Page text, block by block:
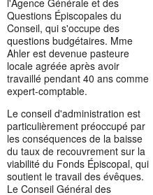
Questions Épiscopales du
Conseil, qui s'occupe des
questions budgétaires. Mme
Ahler est devenue pasteure
locale agréée après avoir
travaillé pendant 40 ans comme
expert-comptable.
Le conseil d'administration est
particulièrement préoccupé par
les conséquences de la baisse
du taux de recouvrement sur la
viabilité du Fonds Épiscopal, qui
soutient le travail des évêques.
Le Conseil Général des